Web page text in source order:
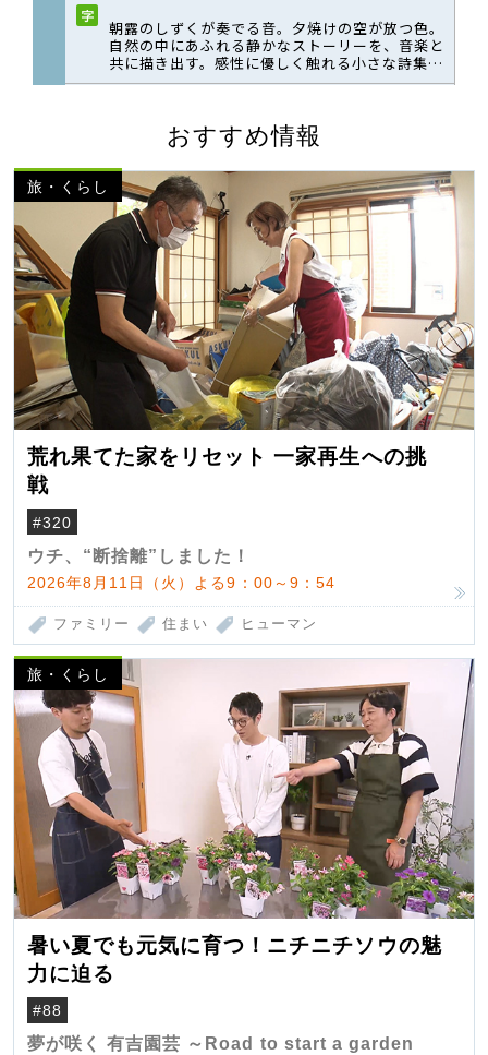
おすすめ情報
旅・くらし
荒れ果てた家をリセット 一家再生への挑
戦
#320
ウチ、“断捨離”しました！
2026年8月11日（火）よる9：00～9：54
ファミリー 住まい ヒューマン
旅・くらし
暑い夏でも元気に育つ！ニチニチソウの魅
力に迫る
#88
夢が咲く 有吉園芸 ～Road to start a garden